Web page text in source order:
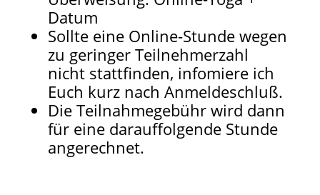
Datum
Sollte eine Online-Stunde wegen
zu geringer Teilnehmerzahl
nicht stattfinden, infomiere ich
Euch kurz nach Anmeldeschluß.
Die Teilnahmegebühr wird dann
für eine darauffolgende Stunde
angerechnet.